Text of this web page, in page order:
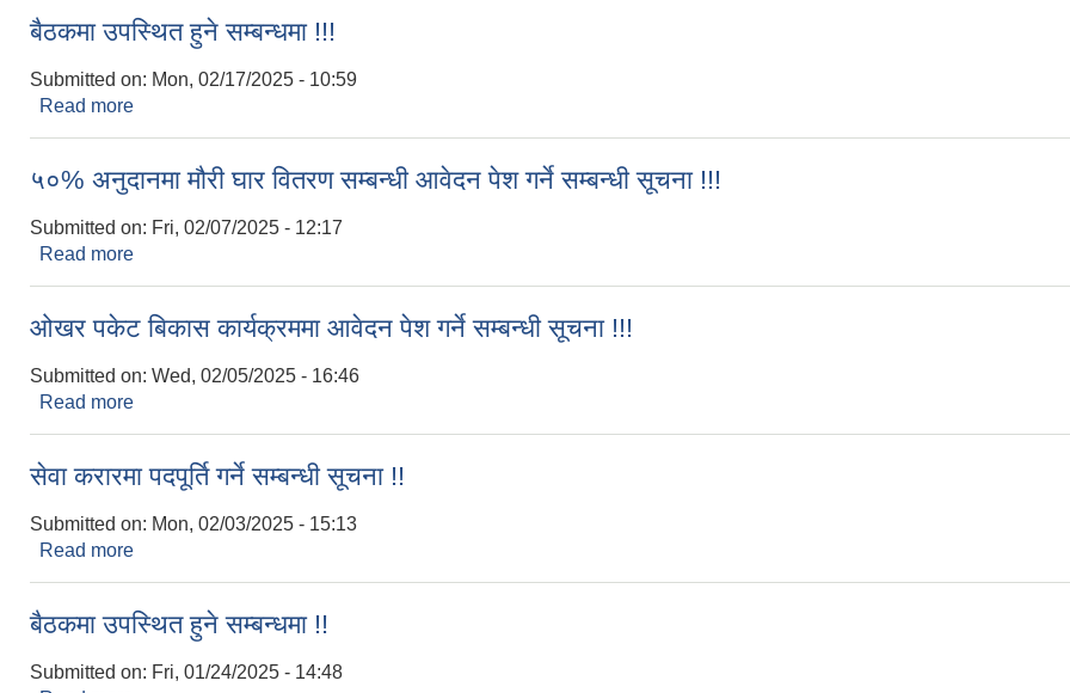
बैठकमा उपस्थित हुने सम्बन्धमा !!!
Submitted on: Mon, 02/17/2025 - 10:59
Read more
५०% अनुदानमा मौरी घार वितरण सम्बन्धी आवेदन पेश गर्ने सम्बन्धी सूचना !!!
Submitted on: Fri, 02/07/2025 - 12:17
Read more
ओखर पकेट बिकास कार्यक्रममा आवेदन पेश गर्ने सम्बन्धी सूचना !!!
Submitted on: Wed, 02/05/2025 - 16:46
Read more
सेवा करारमा पदपूर्ति गर्ने सम्बन्धी सूचना !!
Submitted on: Mon, 02/03/2025 - 15:13
Read more
बैठकमा उपस्थित हुने सम्बन्धमा !!
Submitted on: Fri, 01/24/2025 - 14:48